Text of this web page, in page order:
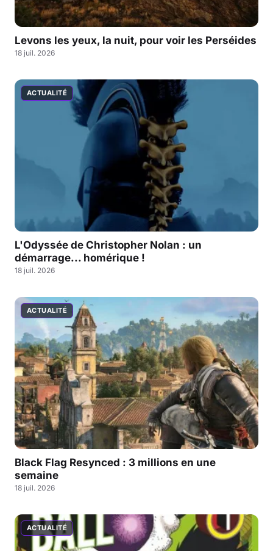
Levons les yeux, la nuit, pour voir les Perséides
18 juil. 2026
ACTUALITÉ
L'Odyssée de Christopher Nolan : un
démarrage... homérique !
18 juil. 2026
ACTUALITÉ
Black Flag Resynced : 3 millions en une
semaine
18 juil. 2026
ACTUALITÉ